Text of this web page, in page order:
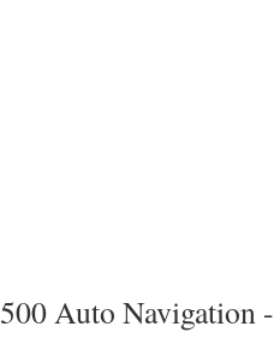
500 Auto Navigation -